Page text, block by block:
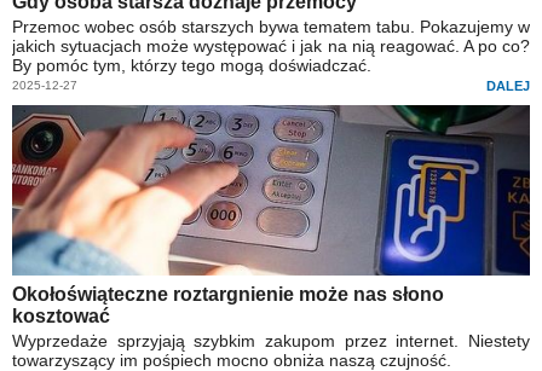
Przemoc wobec osób starszych bywa tematem tabu. Pokazujemy w
jakich sytuacjach może występować i jak na nią reagować. A po co?
By pomóc tym, którzy tego mogą doświadczać.
2025-12-27 DALEJ
Okołoświąteczne roztargnienie może nas słono
kosztować
Wyprzedaże sprzyjają szybkim zakupom przez internet. Niestety
towarzyszący im pośpiech mocno obniża naszą czujność.